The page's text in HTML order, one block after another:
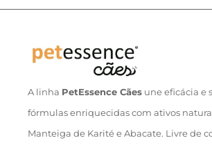
A linha PetEssence Cães une eficácia e
fórmulas enriquecidas com ativos
Manteiga de Karité e Abacate. Livre de